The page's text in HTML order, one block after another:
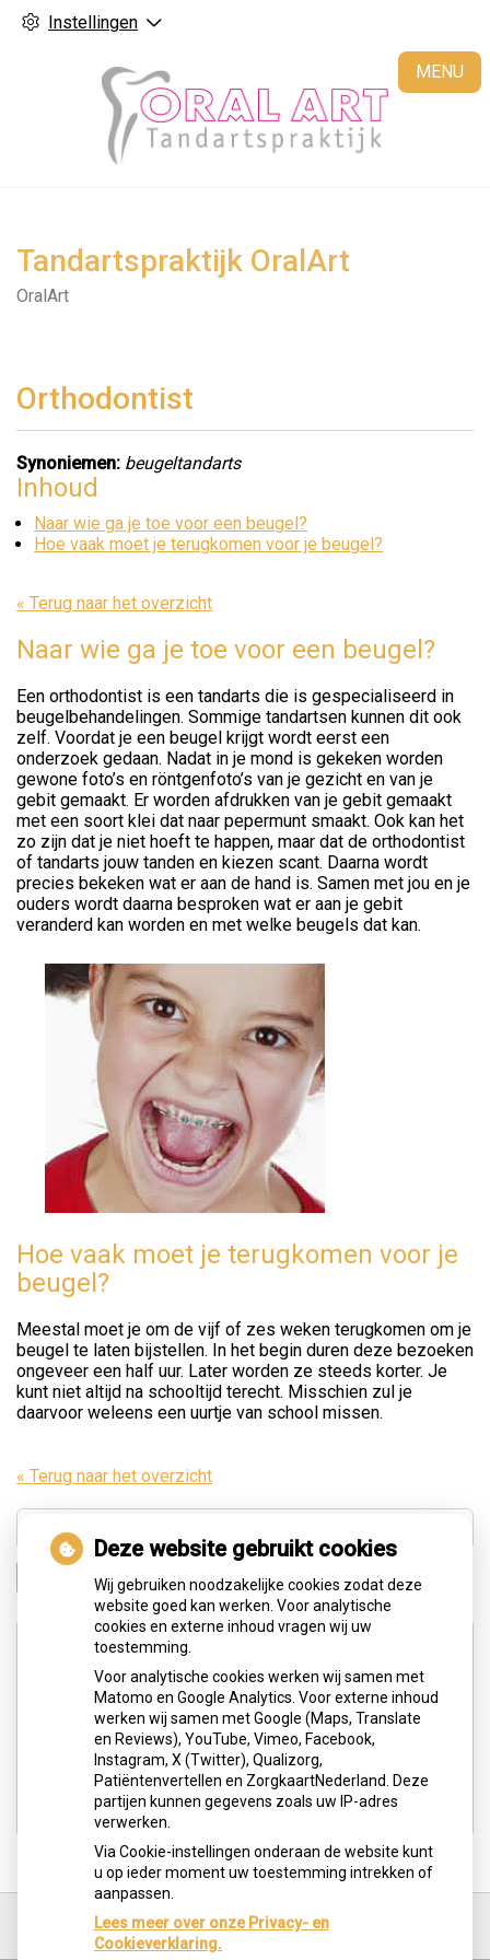
Instellingen
MENU
Tandartspraktijk OralArt
OralArt
Orthodontist
Synoniemen: beugeltandarts
Inhoud
Naar wie ga je toe voor een beugel?
Hoe vaak moet je terugkomen voor je beugel?
« Terug naar het overzicht
Naar wie ga je toe voor een beugel?
Een orthodontist is een tandarts die is gespecialiseerd in
beugelbehandelingen. Sommige tandartsen kunnen dit ook
zelf. Voordat je een beugel krijgt wordt eerst een
onderzoek gedaan. Nadat in je mond is gekeken worden
gewone foto’s en röntgenfoto’s van je gezicht en van je
gebit gemaakt. Er worden afdrukken van je gebit gemaakt
met een soort klei dat naar pepermunt smaakt. Ook kan het
zo zijn dat je niet hoeft te happen, maar dat de orthodontist
of tandarts jouw tanden en kiezen scant. Daarna wordt
precies bekeken wat er aan de hand is. Samen met jou en je
ouders wordt daarna besproken wat er aan je gebit
veranderd kan worden en met welke beugels dat kan.
Hoe vaak moet je terugkomen voor je
beugel?
Meestal moet je om de vijf of zes weken terugkomen om je
beugel te laten bijstellen. In het begin duren deze bezoeken
ongeveer een half uur. Later worden ze steeds korter. Je
kunt niet altijd na schooltijd terecht. Misschien zul je
daarvoor weleens een uurtje van school missen.
« Terug naar het overzicht
Zoeken
Adresgegevens
Hengelolaan 183c
2545 JG Den Haag
0703291613
info@tandartspraktijkoralart.nl
Deze website gebruikt cookies
Wij gebruiken noodzakelijke cookies zodat deze
website goed kan werken. Voor analytische
cookies en externe inhoud vragen wij uw
toestemming.
Voor analytische cookies werken wij samen met
Matomo en Google Analytics. Voor externe inhoud
werken wij samen met Google (Maps, Translate
en Reviews), YouTube, Vimeo, Facebook,
Instagram, X (Twitter), Qualizorg,
Patiëntenvertellen en ZorgkaartNederland. Deze
partijen kunnen gegevens zoals uw IP-adres
verwerken.
Via Cookie-instellingen onderaan de website kunt
u op ieder moment uw toestemming intrekken of
aanpassen.
Lees meer over onze Privacy- en
Cookieverklaring.